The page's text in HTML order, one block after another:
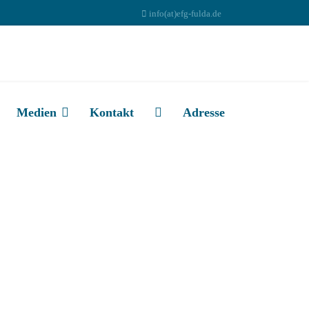
info(at)efg-fulda.de
Medien Kontakt Adresse